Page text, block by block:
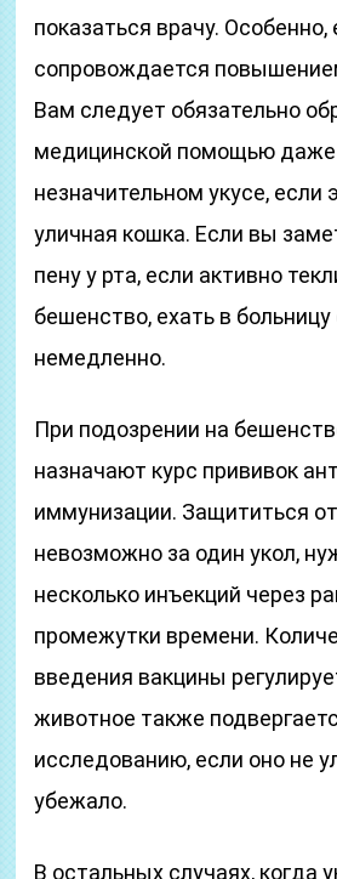
показаться врачу. Особенно,
сопровождается
Вам следует обязательно
медицинской помощью даже
незначительном укусе, если
уличная кошка. Если вы
пену у рта, если активно
бешенство, ехать в
немедленно.
При подозрении на
назначают курс прививок
иммунизации. Защититься
невозможно за один укол,
несколько инъекций через
промежутки времени.
введения вакцины
животное также
исследованию, если оно не
убежало.
В остальных случаях, когда